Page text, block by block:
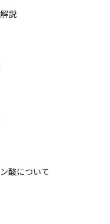
説
酸について